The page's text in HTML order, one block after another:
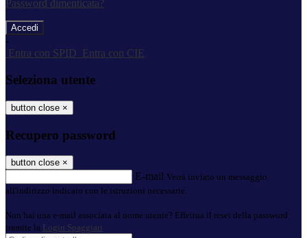
Password dimenticata?
-
Entra con SPID
Entra con CIE
Seleziona utente
button close ×
Recupero password
button close ×
E-mail Verrà inviato un messaggio
all'indirizzo indicato con le istruzioni necessarie.
Non hai una e-mail associata al nome utente? Effettua il reset della password
tramite la Login Spaggiari